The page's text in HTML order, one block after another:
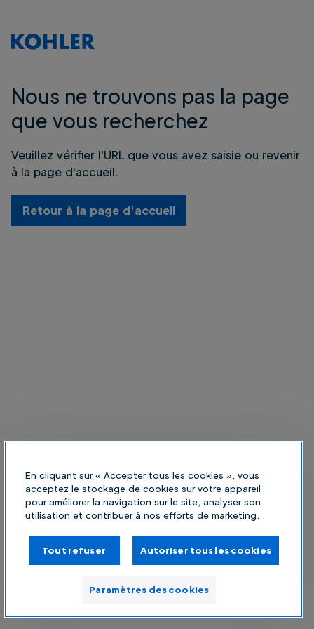
Nous ne trouvons pas la page
que vous recherchez
Veuillez vérifier l'URL que vous avez saisie ou revenir
à la page d'accueil.
Retour à la page d'accueil
En cliquant sur « Accepter tous les cookies », vous
acceptez le stockage de cookies sur votre appareil
pour améliorer la navigation sur le site, analyser son
utilisation et contribuer à nos efforts de marketing.
Tout refuser Autoriser tous les cookies
Paramètres des cookies